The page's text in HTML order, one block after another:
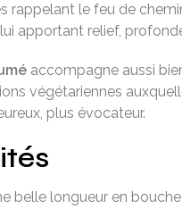
rappelant le feu de
apportant relief,
accompagne aussi
végétariennes
plus évocateur.
belle longueur en